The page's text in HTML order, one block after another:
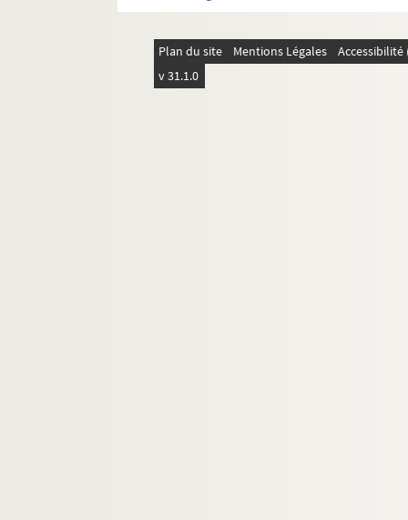
Plan du site Mentions Légales
v 31.1.0